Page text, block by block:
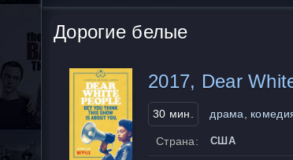
Дорогие белые
2017, Dear
30 мин. драма,
Страна: США